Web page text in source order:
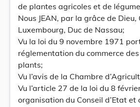
de plantes agricoles et de
Nous JEAN, par la grâce de
Luxembourg, Duc de Nassau;
Vu la loi du 9 novembre 1971
réglementation du commerce
plants;
Vu l’avis de la Chambre
Vu l’article 27 de la loi du 8
organisation du Conseil d’Etat et